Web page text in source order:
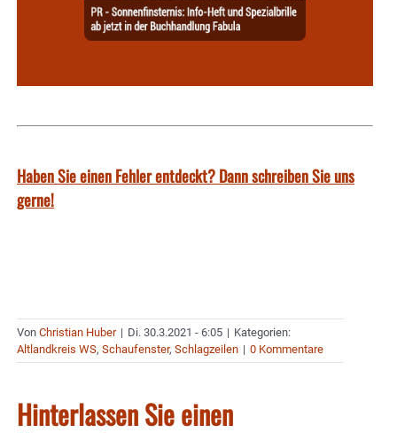
Haben Sie einen Fehler entdeckt? Dann schreiben Sie uns
gerne!
Von Christian Huber | Di. 30.3.2021 - 6:05 | Kategorien:
Altlandkreis WS, Schaufenster, Schlagzeilen | 0 Kommentare
Hinterlassen Sie einen